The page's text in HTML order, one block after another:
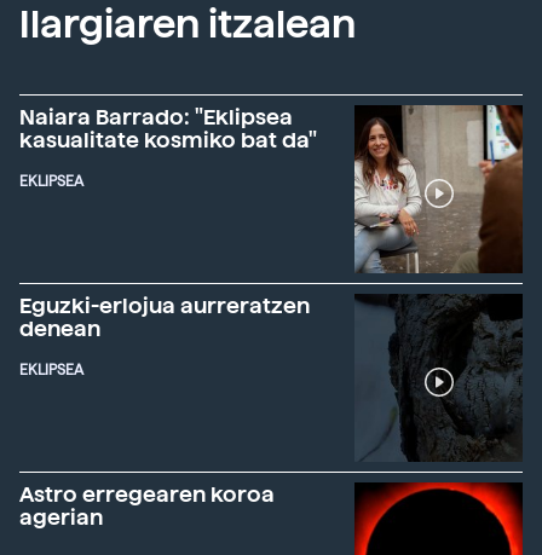
Ilargiaren itzalean
Naiara Barrado: "Eklipsea
kasualitate kosmiko bat da"
EKLIPSEA
Eguzki-erlojua aurreratzen
denean
EKLIPSEA
Astro erregearen koroa
agerian